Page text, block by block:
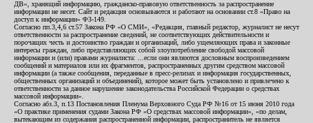
ДВ», хранящий информацию, гражданско-правовую ответственность за распространение
информации не несет. Сайт и редакция основываются и работают на основании ст.8 «Право на
доступ к информации» ФЗ-149.
Согласно пп.3,4,6 ст.57 Закона РФ «О СМИ», «Редакция, главный редактор, журналист не несут
ответственности за распространение сведений, не соответствующих действительности и
порочащих честь и достоинство граждан и организаций, либо ущемляющих права и законные
интересы граждан, либо представляющих собой злоупотребление свободой массовой
информации и (или) правами журналиста: ...если они являются дословным воспроизведением
сообщений и материалов или их фрагментов, распространенных другим средством массовой
информации (а также сообщения, переданные в пресс-релизах и информация государственных,
общественных организаций и объединений), которое может быть установлено и привлечено к
ответственности за данное нарушение законодательства Российской Федерации о средствах
массовой информации».
Согласно абз.3, п.13 Постановления Пленума Верховного Суда РФ №16 от 15 июня 2010 года
«О практике применения судами Закона РФ «О средствах массовой информации», «по делам,
вытекающим из содержания распространенной информации, распространитель не является